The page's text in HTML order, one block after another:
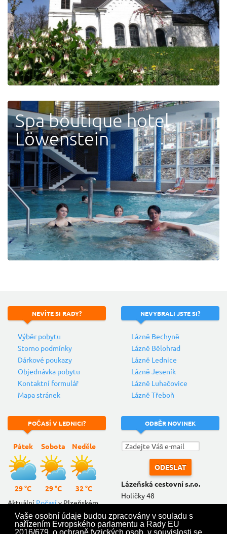
Vaše osobní údaje budou zpracovány v souladu s
nařízením Evropského parlamentu a Rady EU
2016/679, o ochraně fyzických osob, v souvislosti se
Spa boutique hotel
Löwenstein
NEVÍTESI RADY?
Výběr pobytu
Storno podmínky
Dárkové poukazy
Objednávka pobytu
Kontaktní formulář
Mapa stránek
NEVYBRALI JSTE SI?
Lázně Bechyně
Lázně Bělohrad
Lázně Lednice
Lázně Jeseník
Lázně Luhačovice
Lázně Třeboň
POČASÍ V LEDNICI?
Pátek
29 °C
Sobota
29 °C
Neděle
32 °C
AktuálníPočasív Plzeňském
kraji.
ODBĚR NOVINEK
Lázeňská cestovní s.r.o.
Holičky 48
379 01 Třeboň
info@lazenskacestovni.cz